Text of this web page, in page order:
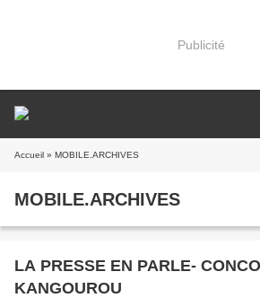
Publicité
Accueil » MOBILE.ARCHIVES
MOBILE.ARCHIVES
LA PRESSE EN PARLE-
KANGOUROU